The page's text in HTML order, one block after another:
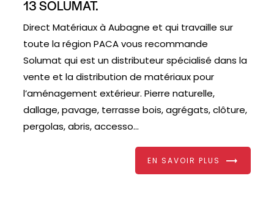
13 SOLUMAT.
Direct Matériaux à Aubagne et qui travaille sur
toute la région PACA vous recommande
Solumat qui est un distributeur spécialisé dans la
vente et la distribution de matériaux pour
l’aménagement extérieur. Pierre naturelle,
dallage, pavage, terrasse bois, agrégats, clôture,
pergolas, abris, accesso...
EN SAVOIR PLUS